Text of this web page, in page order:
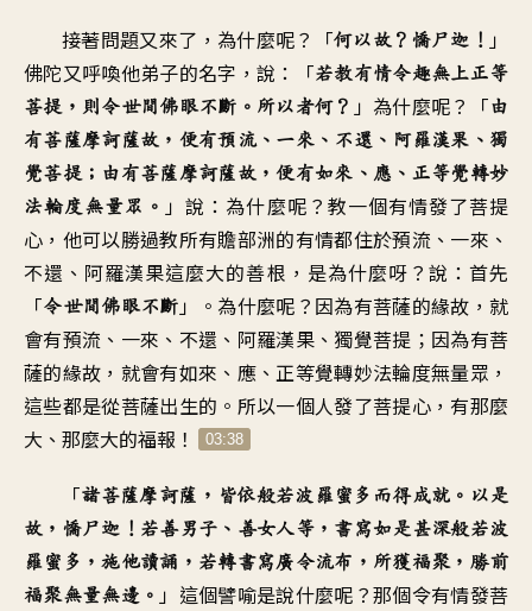
接著問題又來了，為什麼呢？「何以故？憍尸迦！ 」
佛陀又呼喚他弟子的名字，說：「若教有情令趣無上正等
菩提，則令世間佛眼不斷。所以者何？ 」為什麼呢？「由
有菩薩摩訶薩故，便有預流、一來、不還、阿羅漢果、獨
覺菩提；由有菩薩摩訶薩故，便有如來、應、正等覺轉妙
法輪度無量眾。 」說：為什麼呢？教一個有情發了菩提
心，他可以勝過教所有贍部洲的有情都住於預流、一來、
不還、阿羅漢果這麼大的善根，是為什麼呀？說：首先
「令世間佛眼不斷」。為什麼呢？因為有菩薩的緣故，就
會有預流、一來、不還、阿羅漢果、獨覺菩提；因為有菩
薩的緣故，就會有如來、應、正等覺轉妙法輪度無量眾，
這些都是從菩薩出生的。所以一個人發了菩提心，有那麼
大、那麼大的福報！
03:38
「諸菩薩摩訶薩，皆依般若波羅蜜多而得成就。以是
故，憍尸迦！若善男子、善女人等，書寫如是甚深般若波
羅蜜多，施他讀誦，若轉書寫廣令流布，所獲福聚，勝前
福聚無量無邊。 」這個譬喻是說什麼呢？那個令有情發菩